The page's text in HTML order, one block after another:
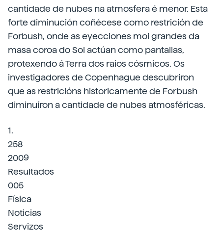
cantidade de nubes na atmosfera é menor. Esta
forte diminución coñécese como restrición de
Forbush, onde as eyecciones moi grandes da
masa coroa do Sol actúan como pantallas,
protexendo á Terra dos raios cósmicos. Os
investigadores de Copenhague descubriron
que as restricións historicamente de Forbush
diminuíron a cantidade de nubes atmosféricas.
1.
258
2009
Resultados
005
Física
Noticias
Servizos